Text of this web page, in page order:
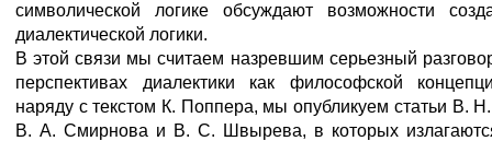
символической логике обсуждают возможности
диалектической логики.
В этой связи мы считаем назревшим серьезный
перспективах диалектики как философской
наряду с текстом К. Поппера, мы опубликуем статьи В.
В. А. Смирнова и В. С. Швырева, в которых